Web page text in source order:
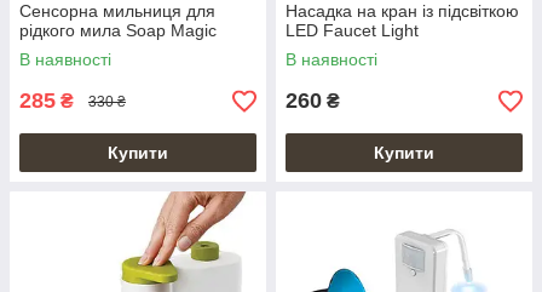
Сенсорна мильниця для
рідкого мила Soap Magic
В наявності
285 ₴ 330 ₴
Купити
Насадка на кран із підсвіткою
LED Faucet Light
В наявності
260 ₴
Купити